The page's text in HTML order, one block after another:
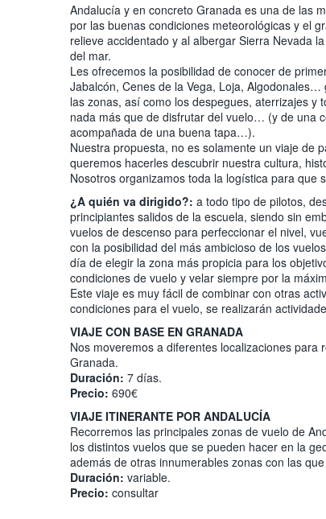
Andalucía y en concreto Granada es una de las
por las buenas condiciones meteorológicas y el
relieve accidentado y al albergar Sierra Nevada
del mar.
Les ofrecemos la posibilidad de conocer de
Jabalcón, Cenes de la Vega, Loja,
las zonas, así como los despegues, aterrizajes
nada más que de disfrutar del vuelo… (y de una
acompañada de una buena tapa…).
Nuestra propuesta, no es solamente un viaje de
queremos hacerles descubrir nuestra cultura,
Nosotros organizamos toda la logística para que
¿A quién va dirigido?: a todo tipo de pilotos,
principiantes salidos de la escuela, siendo sin
vuelos de descenso para perfeccionar el nivel,
con la posibilidad del más ambicioso de los
día de elegir la zona más propicia para los
condiciones de vuelo y velar siempre por la
Este viaje es muy fácil de combinar con otras
condiciones para el vuelo, se realizarán
VIAJE CON BASE EN GRANADA
Nos moveremos a diferentes localizaciones
Granada.
Duración: 7 días.
Precio: 690€
VIAJE ITINERANTE POR ANDALUCÍA
Recorremos las principales zonas de vuelo de
los distintos vuelos que se pueden hacer en la
además de otras innumerables zonas con las
Duración: variable.
Precio: consultar